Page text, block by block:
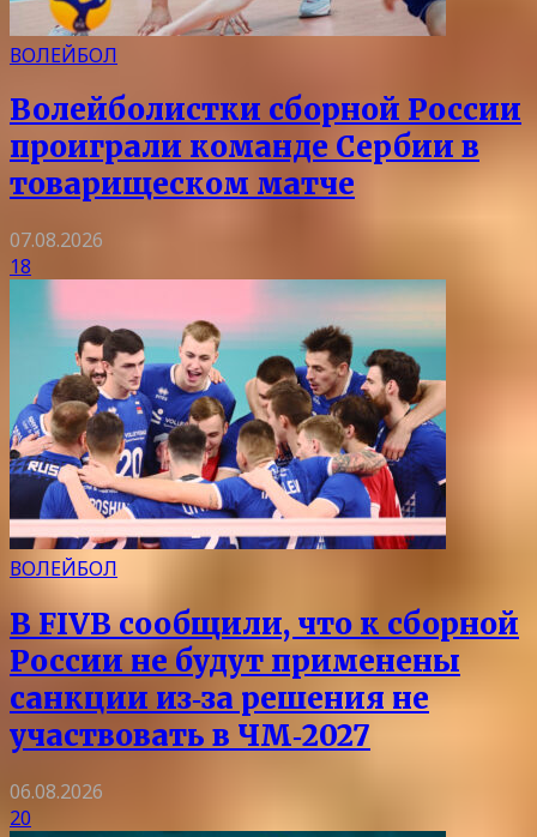
ВОЛЕЙБОЛ
Волейболистки сборной России
проиграли команде Сербии в
товарищеском матче
07.08.2026
18
ВОЛЕЙБОЛ
В FIVB сообщили, что к сборной
России не будут применены
санкции из‑за решения не
участвовать в ЧМ‑2027
06.08.2026
20